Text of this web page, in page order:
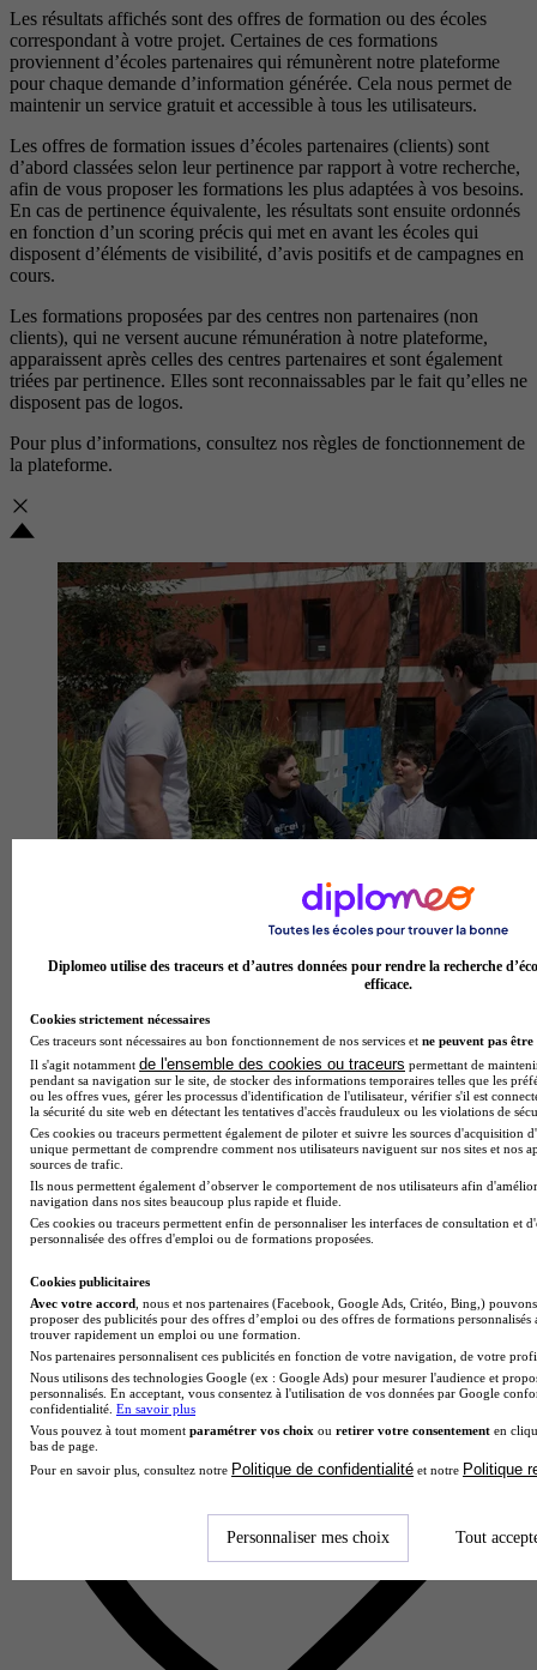
Les résultats affichés sont des offres de formation ou des écoles
correspondant à votre projet. Certaines de ces formations
proviennent d’écoles partenaires qui rémunèrent notre plateforme
pour chaque demande d’information générée. Cela nous permet de
maintenir un service gratuit et accessible à tous les utilisateurs.
Les offres de formation issues d’écoles partenaires (clients) sont
d’abord classées selon leur pertinence par rapport à votre recherche,
afin de vous proposer les formations les plus adaptées à vos besoins.
En cas de pertinence équivalente, les résultats sont ensuite ordonnés
en fonction d’un scoring précis qui met en avant les écoles qui
disposent d’éléments de visibilité, d’avis positifs et de campagnes en
cours.
Les formations proposées par des centres non partenaires (non
clients), qui ne versent aucune rémunération à notre plateforme,
apparaissent après celles des centres partenaires et sont également
triées par pertinence. Elles sont reconnaissables par le fait qu’elles ne
disposent pas de logos.
Pour plus d’informations, consultez nos règles de fonctionnement de
la plateforme.
Efrei - Paris
4.5
29 avis
Diplomeo utilise des traceurs et d’autres données pour rendre la recherche
efficace.
Cookies strictement nécessaires
Ces traceurs sont nécessaires au bon fonctionnement de nos services et ne peuvent pas être
Il s'agit notamment de l'ensemble des cookies ou traceurs permettant de
pendant sa navigation sur le site, de stocker des informations temporaires telles que les
ou les offres vues, gérer les processus d'identification de l'utilisateur, vérifier s'il est
la sécurité du site web en détectant les tentatives d'accès frauduleux ou les violations de
Ces cookies ou traceurs permettent également de piloter et suivre les sources d'acquisition
unique permettant de comprendre comment nos utilisateurs naviguent sur nos sites et nos
sources de trafic.
Ils nous permettent également d’observer le comportement de nos utilisateurs afin
navigation dans nos sites beaucoup plus rapide et fluide.
Ces cookies ou traceurs permettent enfin de personnaliser les interfaces de consultation et
personnalisée des offres d'emploi ou de formations proposées.
Cookies publicitaires
Avec votre accord , nous et nos partenaires (Facebook, Google Ads, Critéo, Bing,)
proposer des publicités pour des offres d’emploi ou des offres de formations
trouver rapidement un emploi ou une formation.
Nos partenaires personnalisent ces publicités en fonction de votre navigation, de votre
Nous utilisons des technologies Google (ex : Google Ads) pour mesurer l'audience et
personnalisés. En acceptant, vous consentez à l'utilisation de vos données par Google
confidentialité. En savoir plus
Vous pouvez à tout moment paramétrer vos choix ou retirer votre consentement en
bas de page.
Pour en savoir plus, consultez notre Politique de confidentialité et notre Politique
Personnaliser mes choix Tout